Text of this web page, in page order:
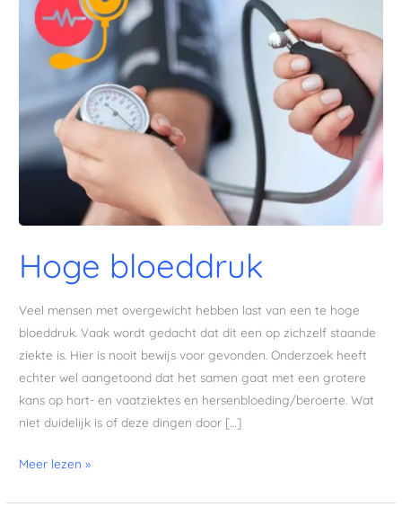
Hoge bloeddruk
Veel mensen met overgewicht hebben last van een te hoge
bloeddruk. Vaak wordt gedacht dat dit een op zichzelf staande
ziekte is. Hier is nooit bewijs voor gevonden. Onderzoek heeft
echter wel aangetoond dat het samen gaat met een grotere
kans op hart- en vaatziektes en hersenbloeding/beroerte. Wat
niet duidelijk is of deze dingen door […]
Meer lezen »